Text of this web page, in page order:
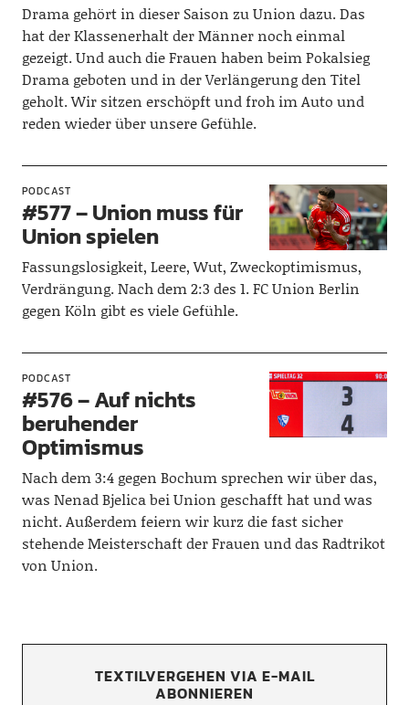
Drama gehört in dieser Saison zu Union dazu. Das
hat der Klassenerhalt der Männer noch einmal
gezeigt. Und auch die Frauen haben beim Pokalsieg
Drama geboten und in der Verlängerung den Titel
geholt. Wir sitzen erschöpft und froh im Auto und
reden wieder über unsere Gefühle.
PODCAST
#577 – Union muss für
Union spielen
Fassungslosigkeit, Leere, Wut, Zweckoptimismus,
Verdrängung. Nach dem 2:3 des 1. FC Union Berlin
gegen Köln gibt es viele Gefühle.
PODCAST
#576 – Auf nichts
beruhender
Optimismus
Nach dem 3:4 gegen Bochum sprechen wir über das,
was Nenad Bjelica bei Union geschafft hat und was
nicht. Außerdem feiern wir kurz die fast sicher
stehende Meisterschaft der Frauen und das Radtrikot
von Union.
TEXTILVERGEHEN VIA E-MAIL
ABONNIEREN